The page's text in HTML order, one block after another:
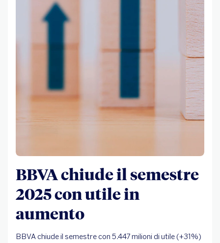
BBVA chiude il semestre
2025 con utile in
aumento
BBVA chiude il semestre con 5.447 milioni di utile (+31%)